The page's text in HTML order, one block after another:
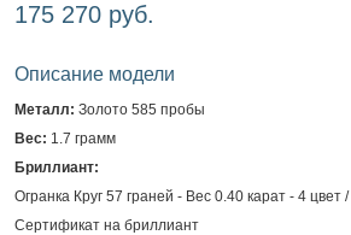
175 270 руб.
Описание модели
Металл: Золото 585 пробы
Вес: 1.7 грамм
Бриллиант:
Огранка Круг 57 граней - Вес 0.40 карат - 4 цвет
Сертификат на бриллиант